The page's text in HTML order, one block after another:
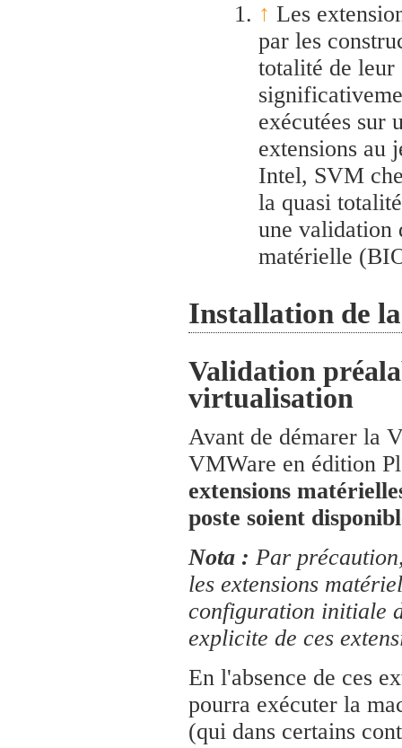
↑ Les
par les
totalité de leur
exécutées sur
extensions au
Intel, SVM
la quasi
une validation
matérielle
Installation de
Validation
virtualisation
Avant de démarer la
VMWare en édition
extensions
poste soient
Nota : Par
les extensions
configuration initiale
explicite de ces
En l'absence de ces
pourra exécuter la
(qui dans certains